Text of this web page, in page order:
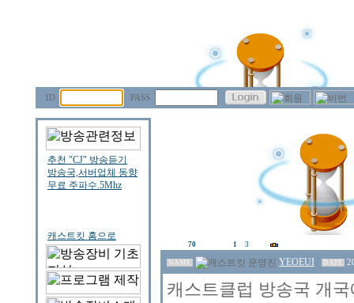
ID PASS
70 1 3
NAME YEOEUI DATE
캐스트클럽 방송국 개